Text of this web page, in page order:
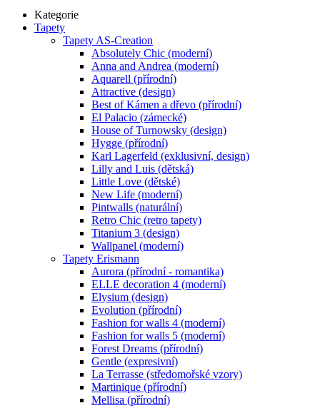
Kategorie
Tapety
Tapety AS-Creation
Absolutely Chic (moderní)
Anna and Andrea (moderní)
Aquarell (přírodní)
Attractive (design)
Best of Kámen a dřevo (přírodní)
El Palacio (zámecké)
House of Turnowsky (design)
Hygge (přírodní)
Karl Lagerfeld (exklusivní, design)
Lilly and Luis (dětská)
Little Love (dětské)
New Life (moderní)
Pintwalls (naturální)
Retro Chic (retro tapety)
Titanium 3 (design)
Wallpanel (moderní)
Tapety Erismann
Aurora (přírodní - romantika)
ELLE decoration 4 (moderní)
Elysium (design)
Evolution (přírodní)
Fashion for walls 4 (moderní)
Fashion for walls 5 (moderní)
Forest Dreams (přírodní)
Gentle (expresivní)
La Terrasse (středomořské vzory)
Martinique (přírodní)
Mellisa (přírodní)